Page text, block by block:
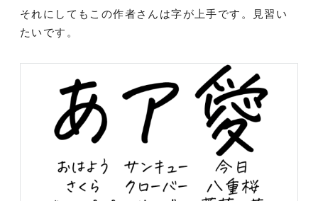
それにしてもこの作者さんは字が上手です。見習い
たいです。